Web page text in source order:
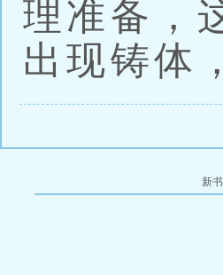
理准备，
出现铸体
新